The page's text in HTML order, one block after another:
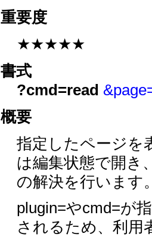
重要度
★★★★★
書式
?cmd=read
概要
指定したページを
は編集状態で開き
の解決を行います
plugin=やcmd=が
されるため、利用